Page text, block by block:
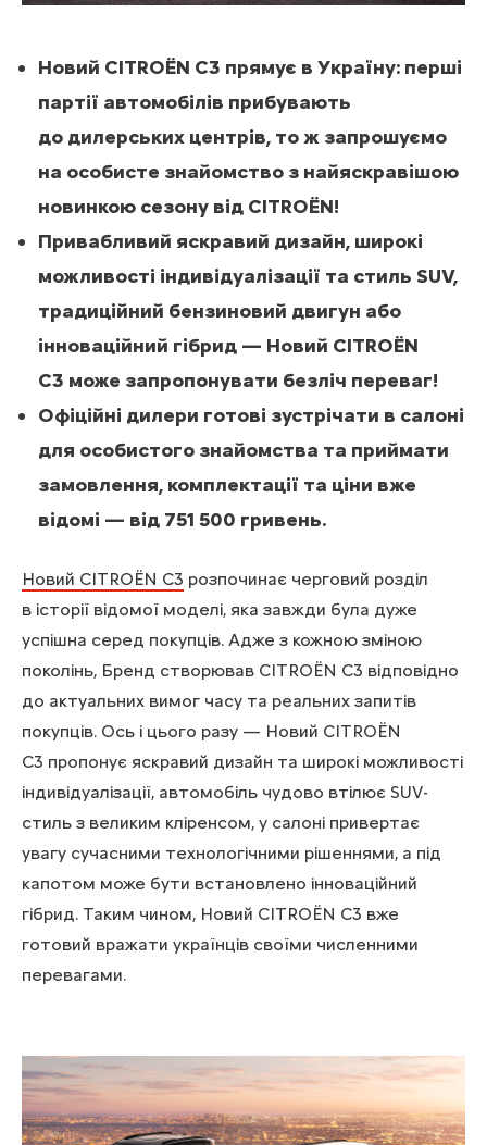
Новий CITROЁN C3 прямує в Україну: перші
партії автомобілів прибувають
до дилерських центрів, то ж запрошуємо
на особисте знайомство з найяскравішою
новинкою сезону від CITROЁN!
Привабливий яскравий дизайн, широкі
можливості індивідуалізації та стиль SUV,
традиційний бензиновий двигун або
інноваційний гібрид — Новий CITROЁN
C3 може запропонувати безліч переваг!
Офіційні дилери готові зустрічати в салоні
для особистого знайомства та приймати
замовлення, комплектації та ціни вже
відомі — від 751 500 гривень.
Новий CITROЁN C3 розпочинає черговий розділ
в історії відомої моделі, яка завжди була дуже
успішна серед покупців. Адже з кожною зміною
поколінь, Бренд створював CITROЁN C3 відповідно
до актуальних вимог часу та реальних запитів
покупців. Ось і цього разу — Новий CITROЁN
C3 пропонує яскравий дизайн та широкі можливості
індивідуалізації, автомобіль чудово втілює SUV-
стиль з великим кліренсом, у салоні привертає
увагу сучасними технологічними рішеннями, а під
капотом може бути встановлено інноваційний
гібрид. Таким чином, Новий CITROЁN C3 вже
готовий вражати українців своїми численними
перевагами.